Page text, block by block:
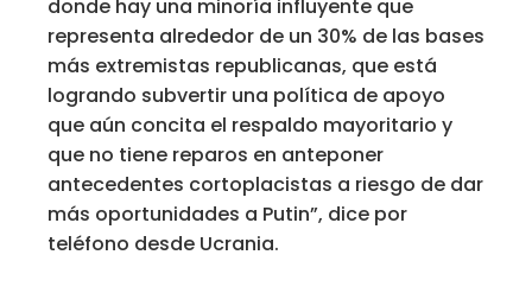
donde hay una minoría influyente que
representa alrededor de un 30% de las bases
más extremistas republicanas, que está
logrando subvertir una política de apoyo
que aún concita el respaldo mayoritario y
que no tiene reparos en anteponer
antecedentes cortoplacistas a riesgo de dar
más oportunidades a Putin”, dice por
teléfono desde Ucrania.